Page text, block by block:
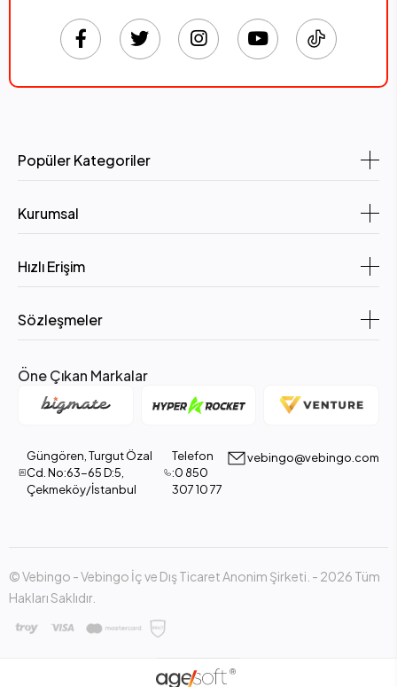
Popüler Kategoriler
Kurumsal
Hızlı Erişim
Sözleşmeler
Öne Çıkan Markalar
Güngören, Turgut Özal
Cd. No:63-65 D:5,
Çekmeköy/İstanbul
Telefon
:0 850
307 10 77
vebingo@vebingo.com
© Vebingo - Vebingo İç ve Dış Ticaret Anonim Şirketi. - 2026 Tüm
Hakları Saklıdır.